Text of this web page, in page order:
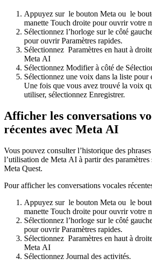
Appuyez sur le bouton Meta ou le
manette Touch droite pour ouvrir votre
Sélectionnez l’horloge sur le côté
pour ouvrirParamètres rapides.
Sélectionnez Paramètres en haut à
Meta AI
Sélectionnez Modifierà côté de
Sélectionnez une voix dans la liste pour
Une fois que vous avez trouvé la voix
utiliser, sélectionnez Enregistrer.
Afficher les conversations
récentes avec Meta AI
Vous pouvez consulter l’historique des
l’utilisation de Meta AI à partir des paramètres
Meta Quest.
Pour afficher les conversations vocales
Appuyez sur le bouton Meta ou le
manette Touch droite pour ouvrir votre
Sélectionnez l’horloge sur le côté
pour ouvrirParamètres rapides.
Sélectionnez Paramètres en haut à
Meta AI
Sélectionnez Journal des activités.